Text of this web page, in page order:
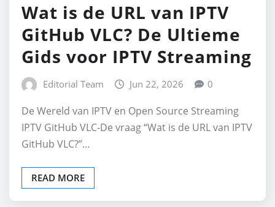
Wat is de URL van IPTV
GitHub VLC? De Ultieme
Gids voor IPTV Streaming
Editorial Team Jun 22, 2026 0
De Wereld van IPTV en Open Source Streaming
IPTV GitHub VLC-De vraag “Wat is de URL van IPTV
GitHub VLC?”…
READ MORE